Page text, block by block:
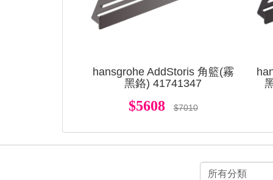
hansgrohe AddStoris 角籃(霧
黑鉻) 41741347
$5608 $7010